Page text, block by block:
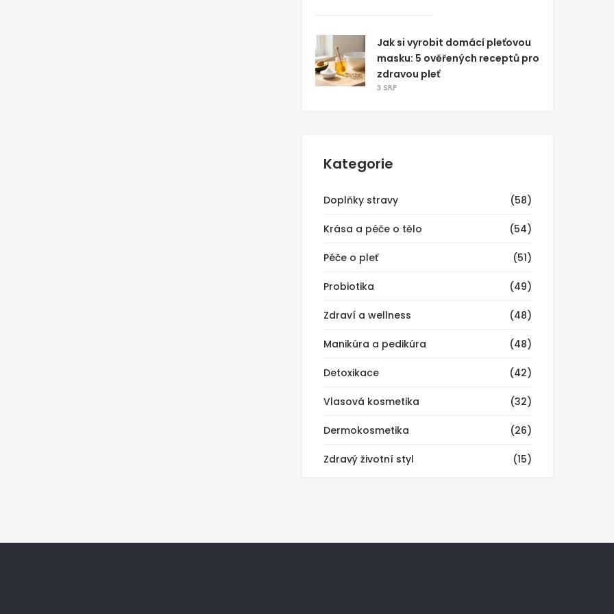
Jak si vyrobit domácí pleťovou
masku: 5 ověřených receptů pro
zdravou pleť
3 SRP
Kategorie
Doplňky stravy (58)
Krása a péče o tělo (54)
Péče o pleť (51)
Probiotika (49)
Zdraví a wellness (48)
Manikúra a pedikúra (48)
Detoxikace (42)
Vlasová kosmetika (32)
Dermokosmetika (26)
Zdravý životní styl (15)